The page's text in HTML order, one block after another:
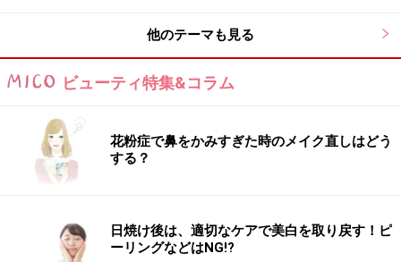
他のテーマも見る
ビューティ特集&コラム
花粉症で鼻をかみすぎた時のメイク直しはどう
する？
日焼け後は、適切なケアで美白を取り戻す！ピ
ーリングなどはNG!?